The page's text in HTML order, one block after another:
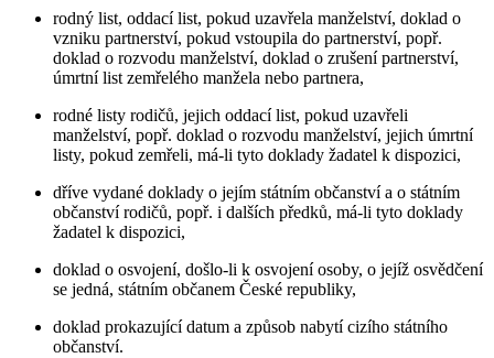
rodný list, oddací list, pokud uzavřela manželství, doklad o
vzniku partnerství, pokud vstoupila do partnerství, popř.
doklad o rozvodu manželství, doklad o zrušení partnerství,
úmrtní list zemřelého manžela nebo partnera,
rodné listy rodičů, jejich oddací list, pokud uzavřeli
manželství, popř. doklad o rozvodu manželství, jejich úmrtní
listy, pokud zemřeli, má-li tyto doklady žadatel k dispozici,
dříve vydané doklady o jejím státním občanství a o státním
občanství rodičů, popř. i dalších předků, má-li tyto doklady
žadatel k dispozici,
doklad o osvojení, došlo-li k osvojení osoby, o jejíž osvědčení
se jedná, státním občanem České republiky,
doklad prokazující datum a způsob nabytí cizího státního
občanství.